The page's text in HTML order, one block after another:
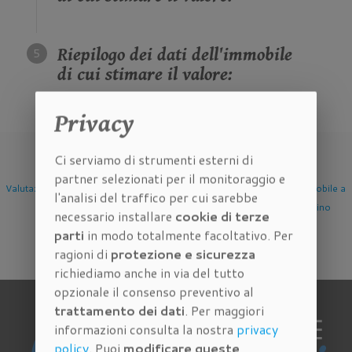
Riepilogo dei dati dell'immobile
di cui stimare il valore:
Valutazione Immobile a
Firenze
Valutazione Immobile a
Scandicci
Valutazione Immobile a
Sesto Fiorentino
Privacy
Ci serviamo di strumenti esterni di
partner selezionati per il monitoraggio e
l'analisi del traffico per cui sarebbe
necessario installare cookie di terze
parti in modo totalmente facoltativo. Per
ragioni di protezione e sicurezza
richiediamo anche in via del tutto
opzionale il consenso preventivo al
trattamento dei dati. Per maggiori
informazioni consulta la nostra privacy
policy. Puoi modificare queste